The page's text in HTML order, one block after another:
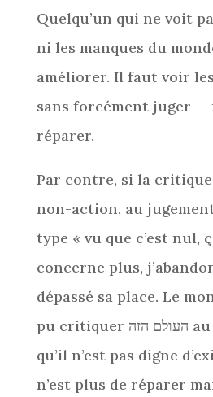
Quelqu’un qui ne voit
ni les manques du
améliorer. Il faut voir
sans forcément juger —
réparer.
Par contre, si la critique
non-action, au
type « vu que c’est nul,
concerne plus,
dépassé sa place. Le
pu critiquer העולם הזה au point de dire
qu’il n’est pas digne
n’est plus de réparer